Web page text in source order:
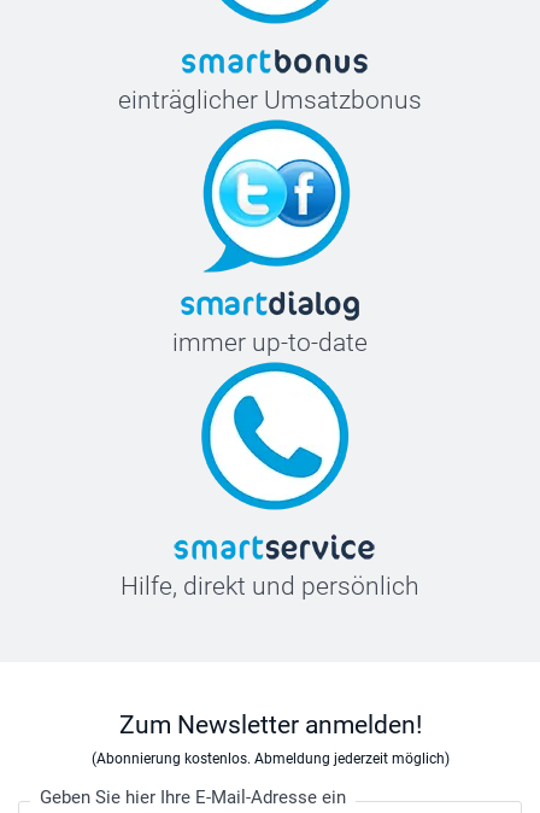
einträglicher Umsatzbonus
immer up-to-date
Hilfe, direkt und persönlich
Zum Newsletter anmelden!
(Abonnierung kostenlos. Abmeldung jederzeit möglich)
Geben Sie hier Ihre E-Mail-Adresse ein